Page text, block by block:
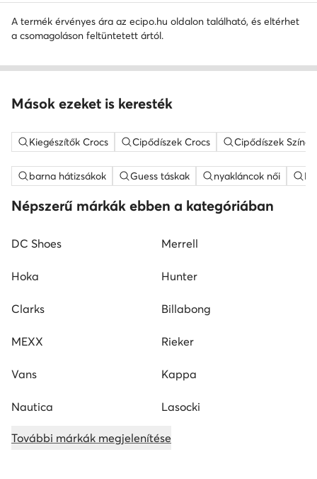
A termék érvényes ára az ecipo.hu oldalon található, és eltérhet
a csomagoláson feltüntetett ártól.
Mások ezeket is keresték
Kiegészítők Crocs Cipődíszek Crocs Cipődíszek Színes
barna hátizsákok Guess táskak nyakláncok női
Népszerű márkák ebben a kategóriában
DC Shoes Merrell
Hoka Hunter
Clarks Billabong
MEXX Rieker
Vans Kappa
Nautica Lasocki
További márkák megjelenítése